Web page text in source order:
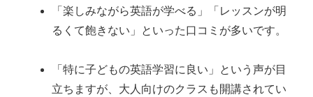
「楽しみながら英語が学べる」「レッスンが明
るくて飽きない」といった口コミが多いです。
「特に子どもの英語学習に良い」という声が目
立ちますが、大人向けのクラスも開講されてい